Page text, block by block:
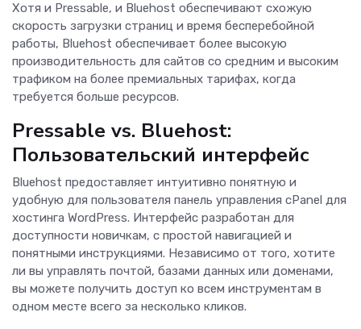
Хотя и Pressable, и Bluehost обеспечивают схожую
скорость загрузки страниц и время бесперебойной
работы, Bluehost обеспечивает более высокую
производительность для сайтов со средним и высоким
трафиком на более премиальных тарифах, когда
требуется больше ресурсов.
Pressable vs. Bluehost:
Пользовательский интерфейс
Bluehost предоставляет интуитивно понятную и
удобную для пользователя панель управления cPanel для
хостинга WordPress. Интерфейс разработан для
доступности новичкам, с простой навигацией и
понятными инструкциями. Независимо от того, хотите
ли вы управлять почтой, базами данных или доменами,
вы можете получить доступ ко всем инструментам в
одном месте всего за несколько кликов.